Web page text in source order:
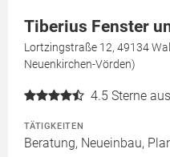
Tiberius Fenster
Lortzingstraße 12, 49134
Neuenkirchen-Vörden)
4.5 Sterne
TÄTIGKEITEN
Beratung, Neueinbau,